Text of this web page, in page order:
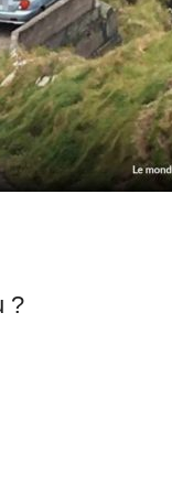
?